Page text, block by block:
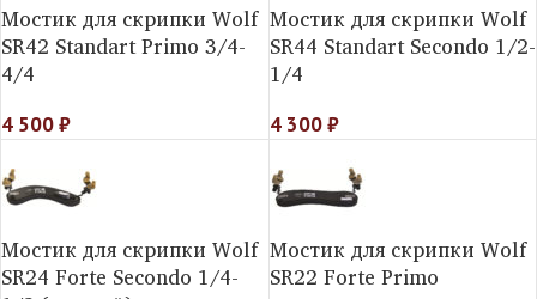
Мостик для скрипки Wolf
SR42 Standart Primo 3/4-
4/4
4 500₽
Мостик для скрипки Wolf
SR44 Standart Secondo 1/2-
1/4
4 300₽
Мостик для скрипки Wolf
SR24 Forte Secondo 1/4-
Мостик для скрипки Wolf
SR22 Forte Primo